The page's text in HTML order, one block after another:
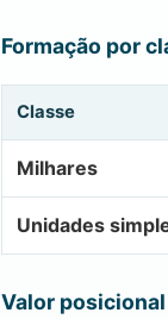
Formação por
Classe
Milhares
Unidades
Valor